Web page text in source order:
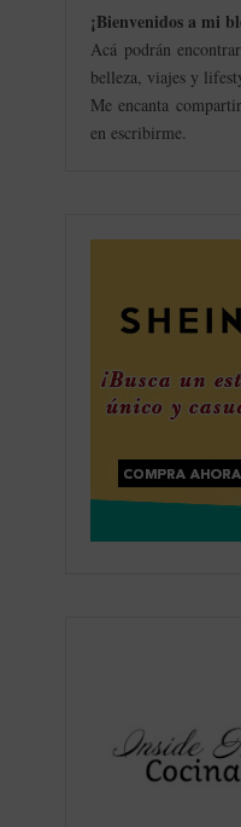
¡Bienvenidos a mi
Acá podrán
belleza, viajes y
Me encanta
en escribirme.